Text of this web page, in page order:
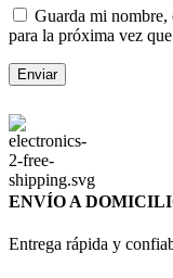
Guarda mi nombre,
para la próxima vez
ENVÍO A
Entrega rápida y